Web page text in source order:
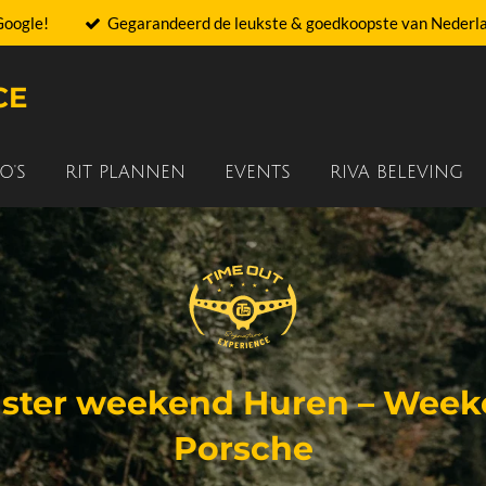
Gegarandeerd de leukste & goedkoopste van
RIT PLANNEN EVENTS RIVA BELEVING
weekend Huren –
Porsche